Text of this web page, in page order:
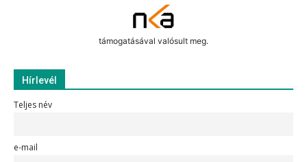
támogatásával valósult meg.
Hírlevél
Teljes név
e-mail